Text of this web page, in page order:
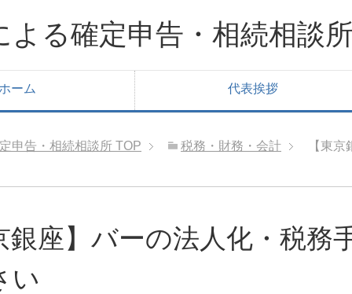
よる確定申告・相続相談所
ホーム 代表挨拶
申告・相続相談所 TOP 税務・財務・会計 【東
銀座】バーの法人化・税務
い